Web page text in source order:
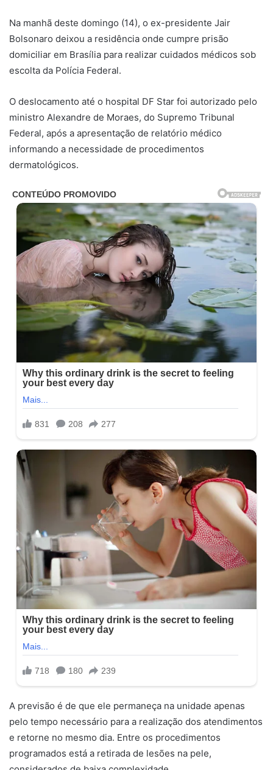
Na manhã deste domingo (14), o ex-presidente Jair
Bolsonaro deixou a residência onde cumpre prisão
domiciliar em Brasília para realizar cuidados médicos sob
escolta da Polícia Federal.
O deslocamento até o hospital DF Star foi autorizado pelo
ministro Alexandre de Moraes, do Supremo Tribunal
Federal, após a apresentação de relatório médico
informando a necessidade de procedimentos
dermatológicos.
A previsão é de que ele permaneça na unidade apenas
pelo tempo necessário para a realização dos atendimentos
e retorne no mesmo dia. Entre os procedimentos
programados está a retirada de lesões na pele,